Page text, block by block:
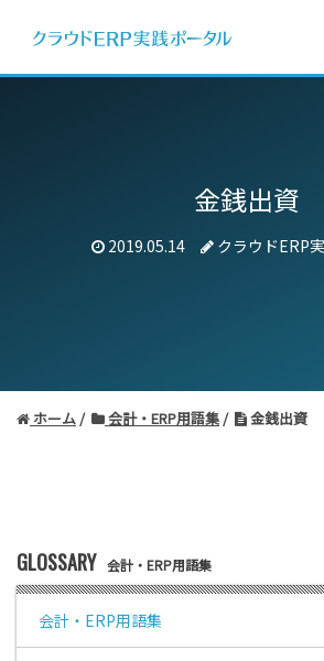
金銭出資
2019.05.14 クラウドERP
ホーム 会計・ERP用語集 金銭出資
GLOSSARY 会計・ERP用語集
会計・ERP用語集